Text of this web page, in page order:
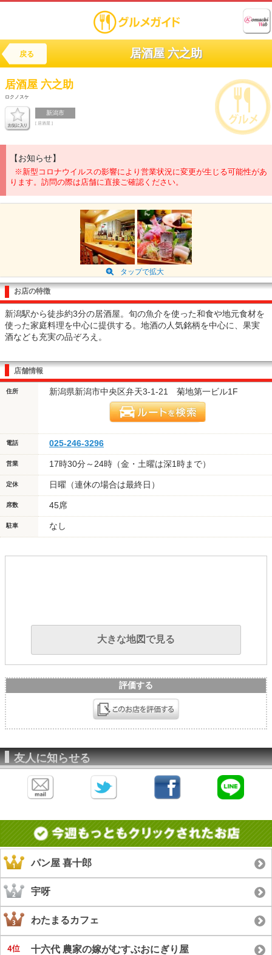
戻る 居酒屋 六之助
居酒屋 六之助
ロクノスケ
新潟市
[ 居酒屋 ]
【お知らせ】
※新型コロナウイルスの影響により営業状況に変更が生じる可能性があ
ります。訪問の際は店舗に直接ご確認ください。
タップで拡大
お店の特徴
新潟駅から徒歩約3分の居酒屋。旬の魚介を使った和食や地元食材を
使った家庭料理を中心に提供する。地酒の人気銘柄を中心に、果実
酒なども充実の品ぞろえ。
店舗情報
住所 新潟県新潟市中央区弁天3-1-21 菊地第一ビル1F
電話 025-246-3296
営業 17時30分～24時（金・土曜は深1時まで）
定休 日曜（連休の場合は最終日）
席数 45席
駐車 なし
大きな地図で見る
評価する
友人に知らせる
パン屋 喜十郎
宇呀
わたまるカフェ
十六代 農家の嫁がむすぶおにぎり屋